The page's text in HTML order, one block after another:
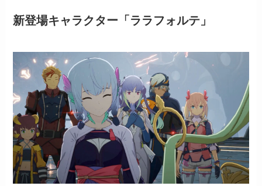
新登場キャラクター「ララフォルテ」